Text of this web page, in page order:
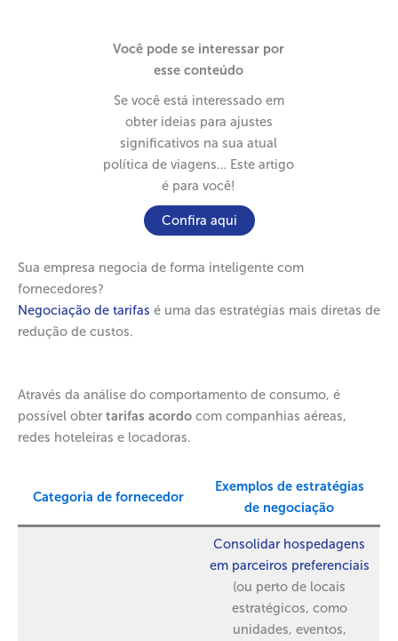
Você pode se interessar por
esse conteúdo
Se você está interessado em
obter ideias para ajustes
significativos na sua atual
política de viagens… Este artigo
é para você!
Confira aqui
Sua empresa negocia de forma inteligente com
fornecedores?
Negociação de tarifas é uma das estratégias mais diretas de
redução de custos.
Através da análise do comportamento de consumo, é
possível obter tarifas acordo com companhias aéreas,
redes hoteleiras e locadoras.
Categoria de fornecedor
Exemplos de estratégias
de negociação
Consolidar hospedagens
em parceiros preferenciais
(ou perto de locais
estratégicos, como
unidades, eventos,